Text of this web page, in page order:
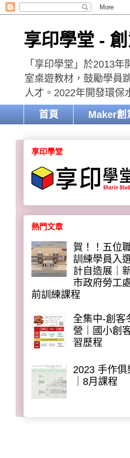
享印學堂 -
「享印學堂」於2013
室桌遊教材，鼓勵學員
人才。2022年開發環保
首頁
Maker創
享印學堂
熱門文章
賀！！五位
訓練學員入
計自造展｜
市政府勞工
前訓練課程
全集中-創客
營｜國小創
習歷程
2023 手作俱
｜8月課程